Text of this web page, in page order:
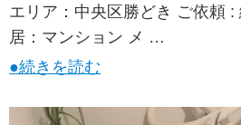
エリア：中央区勝どき ご依頼
居：マンション メ …
●続きを読む